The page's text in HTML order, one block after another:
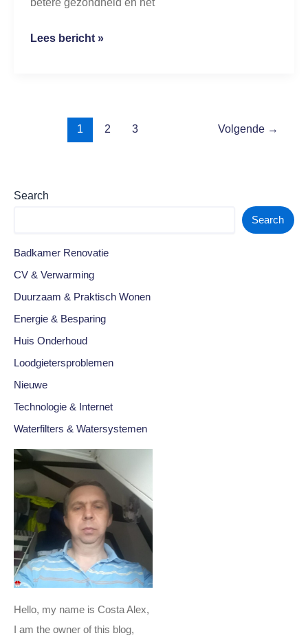
betere gezondheid en het
Lees bericht »
1 2 3 Volgende →
Search
Search
Badkamer Renovatie
CV & Verwarming
Duurzaam & Praktisch Wonen
Energie & Besparing
Huis Onderhoud
Loodgietersproblemen
Nieuwe
Technologie & Internet
Waterfilters & Watersystemen
Hello, my name is Costa Alex,
I am the owner of this blog,